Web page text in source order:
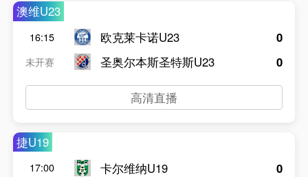
澳维U23
16:15
未开赛
欧克莱卡诺U23
圣奥尔本斯圣特斯U23
0
0
高清直播
捷U19
17:00
卡尔维纳U19
0